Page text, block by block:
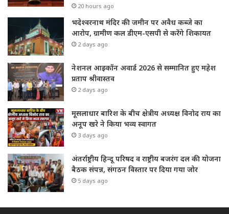
20 hours ago
भदेश्वरनाथ मंदिर की जमीन पर अवैध कब्जे का
आरोप, ग्रामीण कल डीएम-एसपी से करेंगे शिकायत
2 days ago
नेशनल आइकॉन अवार्ड 2026 से सम्मानित हुए महेश
प्रताप श्रीवास्तव
2 days ago
मूसलाधार बारिश के बीच क्षेत्रीय अध्यक्ष विनोद राय का
अनूप खरे ने किया भव्य स्वागत
3 days ago
अंतर्राष्ट्रीय हिन्दू परिषद व राष्ट्रीय बजरंग दल की योजना
बैठक संपन्न, संगठन विस्तार पर दिया गया जोर
5 days ago